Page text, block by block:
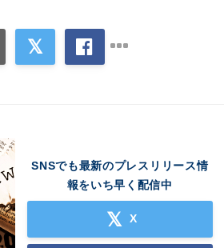
SNSでも最新のプレスリリース情
報をいち早く配信中
X